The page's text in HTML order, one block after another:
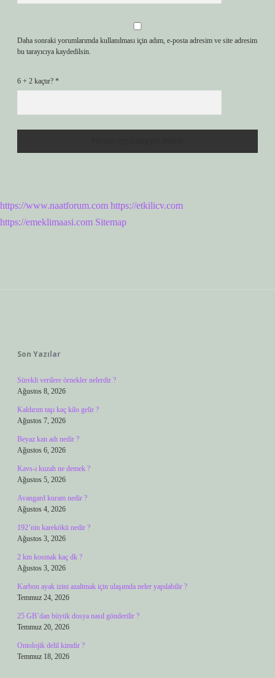
Daha sonraki yorumlarımda kullanılması için adım, e-posta adresim ve site adresim
bu tarayıcıya kaydedilsin.
6 + 2 kaçtır? *
https://www.naatforum.com https://etkilicv.com
https://emeklimaasi.com Sitemap
Son Yazılar
Sürekli verilere örnekler nelerdir ?
Ağustos 8, 2026
Kaldırım taşı kaç kilo gelir ?
Ağustos 7, 2026
Beyaz kan adı nedir ?
Ağustos 6, 2026
Kavs-ı kuzah ne demek ?
Ağustos 5, 2026
Avangard kuram nedir ?
Ağustos 4, 2026
192’nin karekökü nedir ?
Ağustos 3, 2026
2 km kosmak kaç dk ?
Ağustos 3, 2026
Karbon ayak izini azaltmak için ulaşımda neler yapılabilir ?
Temmuz 24, 2026
25 GB’dan büyük dosya nasıl gönderilir ?
Temmuz 20, 2026
Ontolojik delil kimdir ?
Temmuz 18, 2026